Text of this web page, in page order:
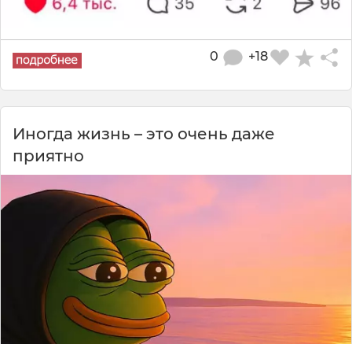
+18
0
Иногда жизнь – это очень даже
приятно